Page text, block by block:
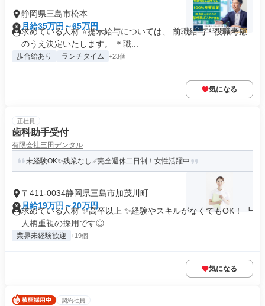
静岡県三島市松本
月給35万円～65万円
求めている人材 ⭐提示給与については、 前職給与・役職考慮
のうえ決定いたします。 ＊職...
歩合給あり ランチタイム +23個
気になる
正社員
歯科助手受付
有限会社三田デンタル
未経験OK✨残業なし✅完全週休二日制！女性活躍中
〒411-0034静岡県三島市加茂川町
月給19万円～20万円
求めている人材 ✨高卒以上 ✨経験やスキルがなくてもOK！ ┗
人柄重視の採用です◎ ...
業界未経験歓迎 +19個
気になる
契約社員